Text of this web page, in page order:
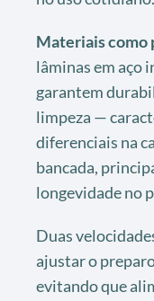
Materiais como
lâminas em aço
garantem
limpeza —
diferenciais na
bancada,
longevidade no
Duas
ajustar o
evitando que